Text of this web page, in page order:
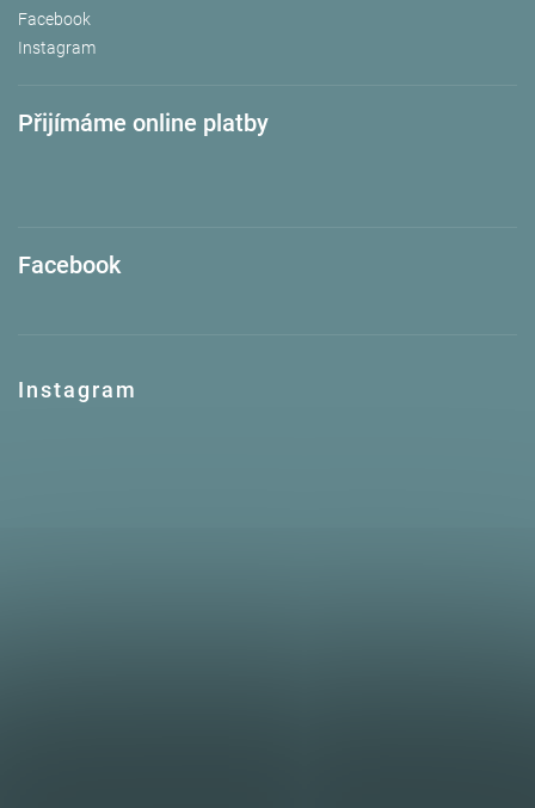
Facebook
Instagram
Přijímáme online platby
Facebook
Instagram